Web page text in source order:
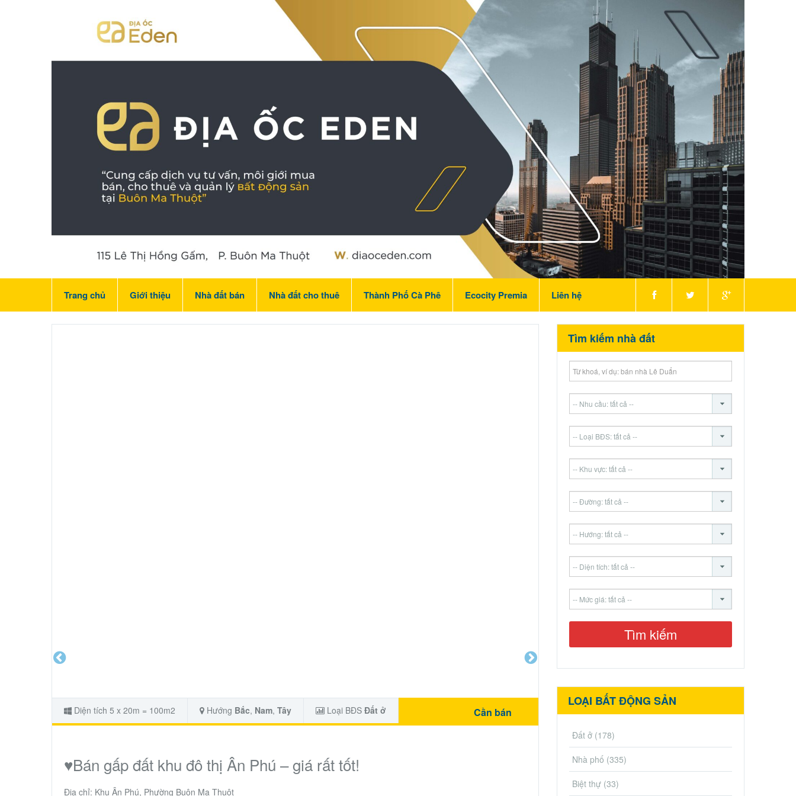
Trang chủ Giới thiệu Nhà đất bán Nhà đất cho thuê Thành Phố Cà Phê Ecocity Premia Liên hệ
Diện tích 5 x 20m = 100m2 Hướng Bắc, Nam, Tây Loại BĐS Đất ở Cần bán
♥️Bán gấp đất khu đô thị Ân Phú – giá rất tốt!
Địa chỉ: Khu Ân Phú, Phường Buôn Ma Thuột
Tìm kiếm nhà đất
LOẠI BẤT ĐỘNG SẢN
Đất ở (178)
Nhà phố (335)
Biệt thự (33)